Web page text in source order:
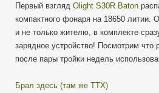
Первый взгляд Olight S30R Baton
компактного фонаря на 18650 литии.
и не только жителю, в комплекте
зарядное устройство! Посмотрим что
после пары тройки недель
Брал здесь (там же ТТХ)